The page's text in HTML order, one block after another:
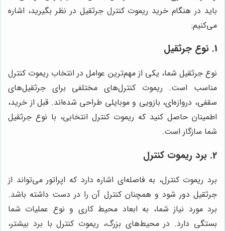
باید در هنگام خرید ریموت کنترل جرثقیل در نظر بگیرید، اشاره
می‌کنیم:
1. نوع جرثقیل
نوع جرثقیل شما، یکی از مهم‌ترین عوامل در انتخاب ریموت کنترل
مناسب است. ریموت کنترل‌های مختلفی برای جرثقیل‌های
سقفی، دروازه‌ای، بازویی و موبایلی طراحی شده‌اند. قبل از خرید،
اطمینان حاصل کنید که ریموت کنترل انتخابی، با نوع جرثقیل
شما سازگار است.
2. برد ریموت کنترل
برد ریموت کنترل، به فاصله‌ای اشاره دارد که اپراتور می‌تواند از
جرثقیل دور شود و همچنان کنترل آن را در دست داشته باشد.
برد مورد نیاز شما، به ابعاد محیط کاری و نوع عملیات شما
بستگی دارد. در محیط‌های بزرگ، ریموت کنترل با برد بیشتر،